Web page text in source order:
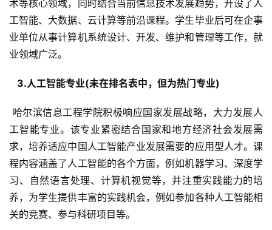
术等核心领域，同时结合当前信息技术发展趋势，开设了人
工智能、大数据、云计算等前沿课程。学生毕业后可在企事
业单位从事计算机系统设计、开发、维护和管理等工作，就
业领域广泛。
  3.人工智能专业(未在排名表中，但为热门专业)
工智能专业。该专业紧密结合国家和地方经济社会发展需
求，培养适应中国人工智能产业发展需要的应用型人才。课
程内容涵盖了人工智能的各个方面，例如机器学习、深度学
习、自然语言处理、计算机视觉等，并注重实践能力的培
养，为学生提供丰富的实践机会，例如参加各种人工智能相
关的竞赛、参与科研项目等。